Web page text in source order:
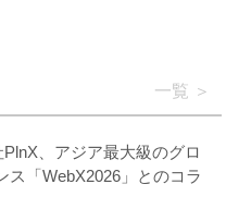
一覧
、アジア最大級のグロ
ス「WebX2026」とのコラ